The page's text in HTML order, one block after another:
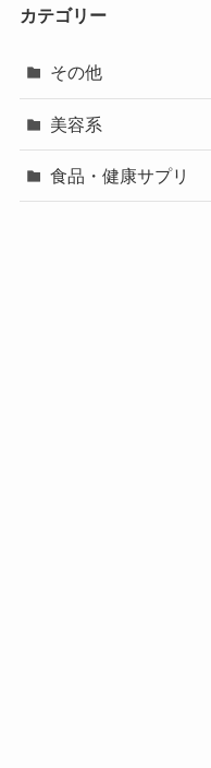
カテゴリー
その他
美容系
食品・健康サプリ